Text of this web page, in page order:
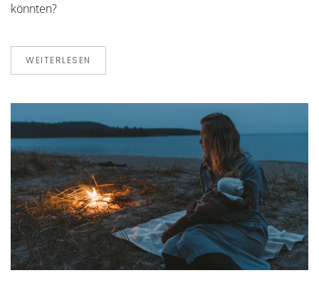
könnten?
WEITERLESEN